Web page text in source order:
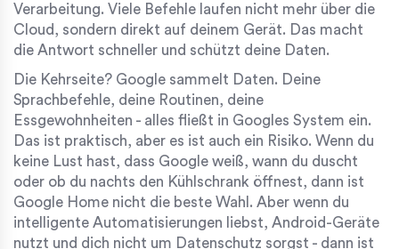
Verarbeitung. Viele Befehle laufen nicht mehr über die
Cloud, sondern direkt auf deinem Gerät. Das macht
die Antwort schneller und schützt deine Daten.
Die Kehrseite? Google sammelt Daten. Deine
Sprachbefehle, deine Routinen, deine
Essgewohnheiten - alles fließt in Googles System ein.
Das ist praktisch, aber es ist auch ein Risiko. Wenn du
keine Lust hast, dass Google weiß, wann du duscht
oder ob du nachts den Kühlschrank öffnest, dann ist
Google Home nicht die beste Wahl. Aber wenn du
intelligente Automatisierungen liebst, Android-Geräte
nutzt und dich nicht um Datenschutz sorgst - dann ist